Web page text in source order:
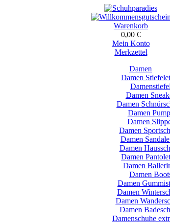
Warenkorb
0,00 €
Mein Konto
Merkzettel
Damen
Damen
Damenstiefel
Damen
Damen
Damen
Damen
Damen
Damen
Damen
Damen
Damen
Damen
Damen
Damen
Damen
Damen
Damenschuhe